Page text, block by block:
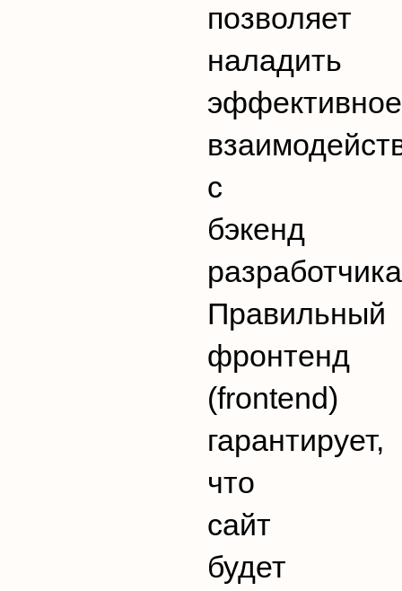
позволяет
наладить
эффективное
с
бэкенд
Правильный
фронтенд
(frontend)
гарантирует,
что
сайт
будет